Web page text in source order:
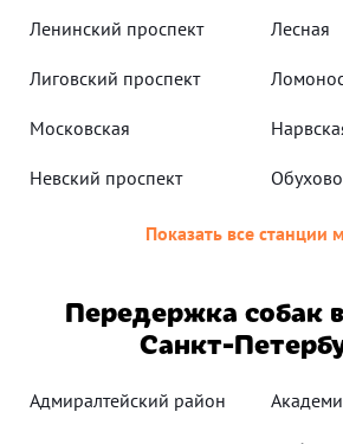
Ленинский проспект Лесная
Лиговский проспект
Московская
Невский проспект Обухово
Показать все станции
Передержка собак
Санкт-
Адмиралтейский район